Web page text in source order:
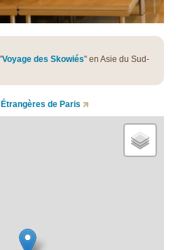
Voyage des Skowiés" en Asie du Sud-
de Paris